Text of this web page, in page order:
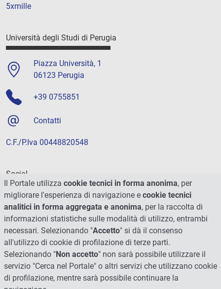
5xmille
Università degli Studi di Perugia
Piazza Università, 1
06123 Perugia
+39 0755851
Contatti
C.F./P.Iva 00448820548
Social
Il Portale utilizza cookie tecnici in forma anonima, per
migliorare l'esperienza di navigazione e cookie tecnici
analitici in forma aggregata e anonima, per la raccolta di
informazioni statistiche sulle modalità di utilizzo, entrambi
necessari. Selezionando "Accetto" si dà il consenso
all'utilizzo di cookie di profilazione di terze parti.
Selezionando "Non accetto" non sarà possibile utilizzare il
servizio "Cerca nel Portale" o altri servizi che utilizzano cookie
di profilazione, mentre sarà possibile continuare la